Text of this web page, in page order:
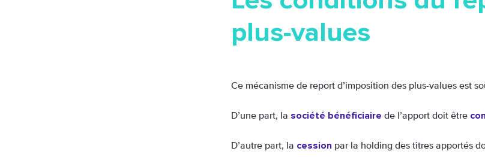
plus-values
Ce mécanisme de report d’imposition des plus-values est
D’une part, la société bénéficiaire de l’apport doit être
D’autre part, la cession par la holding des titres apportés